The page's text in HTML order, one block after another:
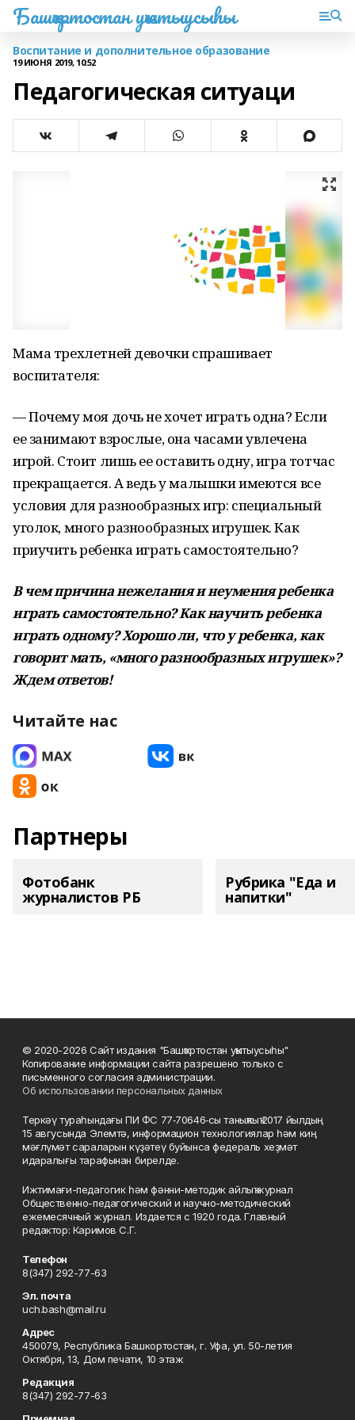
Башҡортостан уҡытыусыһы
Воспитание и дополнительное образование
19 ИЮНЯ 2019, 10:52
Педагогическая ситуаци
Мама трехлетней девочки спрашивает
воспитателя:
— Почему моя дочь не хочет играть одна? Если
ее занимают взрослые, она часами увлечена
игрой. Стоит лишь ее оставить одну, игра тотчас
прекращается. А ведь у малышки имеются все
условия для разнообразных игр: специальный
уголок, много разнообразных игрушек. Как
приучить ребенка играть самостоятельно?
В чем причина нежелания и неумения ребенка
играть самостоятельно? Как научить ребенка
играть одному? Хорошо ли, что у ребенка, как
говорит мать, «много разнообразных игрушек»?
Ждем ответов!
Читайте нас
Партнеры
Фотобанк
журналистов РБ
Рубрика "Еда и
напитки"
© 2020-2026 Сайт издания "Башҡортостан уҡытыусыһы"
Копирование информации сайта разрешено только с
письменного согласия администрации.
Об использовании персональных данных
Теркәү тураһындағы ПИ ФС 77‑70646‑сы таныҡлыҡ 2017 йылдың
15 авгусында Элемтә, информацион технологиялар һәм киң
мәғлүмәт сараларын күҙәтеү буйынса федераль хеҙмәт
идаралығы тарафынан бирелде.
Ижтимағи-педагогик һәм фәнни-методик айлыҡ журнал
Общественно-педагогический и научно-методический
ежемесячный журнал. Издается с 1920 года. Главный
редактор: Каримов С.Г.
Телефон
8(347) 292-77-63
Эл. почта
uch.bash@mail.ru
Адрес
450079, Республика Башкортостан, г. Уфа, ул. 50-летия
Октября, 13, Дом печати, 10 этаж
Редакция
8(347) 292-77-63